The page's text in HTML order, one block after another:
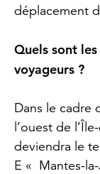
déplacement
Quels sont
voyageurs ?
Dans le cadre
l’ouest de
deviendra le
E « Mantes-la-